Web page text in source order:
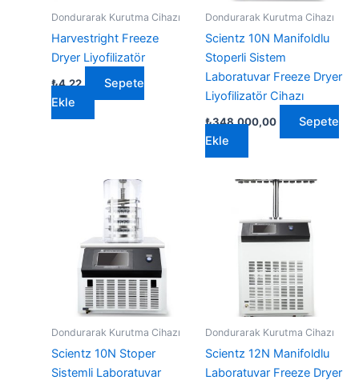
Dondurarak Kurutma Cihazı
Harvestright Freeze
Dryer Liyofilizatör
₺4,22
Sepete
Ekle
Dondurarak Kurutma Cihazı
Scientz 10N Manifoldlu
Stoperli Sistem
Laboratuvar Freeze Dryer
Liyofilizatör Cihazı
₺348.000,00
Sepete
Ekle
Dondurarak Kurutma Cihazı
Scientz 10N Stoper
Sistemli Laboratuvar
Dondurarak Kurutma Cihazı
Scientz 12N Manifoldlu
Laboratuvar Freeze Dryer